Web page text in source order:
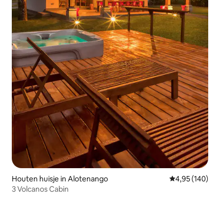
Houten huisje in Alotenango Gemiddelde
4,95 (140)
3 Volcanos Cabin